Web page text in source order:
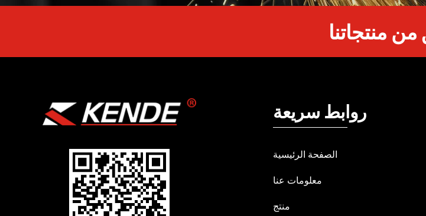
منتجاتنا
روابط سريعة
الصفحة الرئيسية
معلومات عنا
منتج